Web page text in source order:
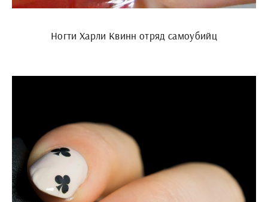
Ногти Харли Квинн отряд самоубийц